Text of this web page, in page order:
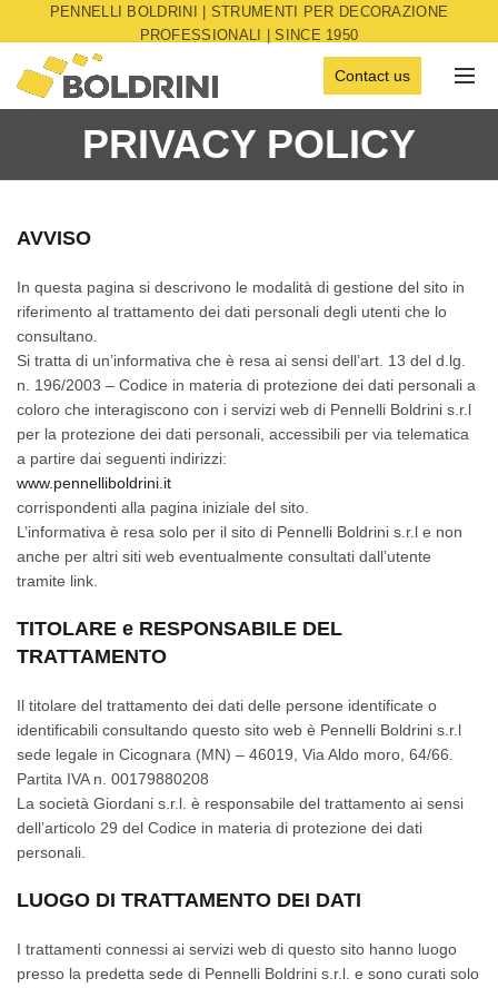
PENNELLI BOLDRINI | STRUMENTI PER DECORAZIONE
PROFESSIONALI | SINCE 1950
Contact us
PRIVACY POLICY
AVVISO
In questa pagina si descrivono le modalità di gestione del sito in
riferimento al trattamento dei dati personali degli utenti che lo
consultano.
Si tratta di un’informativa che è resa ai sensi dell’art. 13 del d.lg.
n. 196/2003 – Codice in materia di protezione dei dati personali a
coloro che interagiscono con i servizi web di Pennelli Boldrini s.r.l
per la protezione dei dati personali, accessibili per via telematica
a partire dai seguenti indirizzi:
www.pennelliboldrini.it
corrispondenti alla pagina iniziale del sito.
L’informativa è resa solo per il sito di Pennelli Boldrini s.r.l e non
anche per altri siti web eventualmente consultati dall’utente
tramite link.
TITOLARE e RESPONSABILE DEL
TRATTAMENTO
Il titolare del trattamento dei dati delle persone identificate o
identificabili consultando questo sito web è Pennelli Boldrini s.r.l
sede legale in Cicognara (MN) – 46019, Via Aldo moro, 64/66.
Partita IVA n. 00179880208
La società Giordani s.r.l. è responsabile del trattamento ai sensi
dell’articolo 29 del Codice in materia di protezione dei dati
personali.
LUOGO DI TRATTAMENTO DEI DATI
I trattamenti connessi ai servizi web di questo sito hanno luogo
presso la predetta sede di Pennelli Boldrini s.r.l. e sono curati solo